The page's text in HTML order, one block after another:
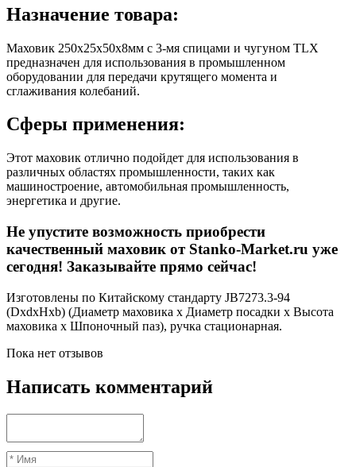
Назначение товара:
Маховик 250х25х50х8мм с 3-мя спицами и чугуном TLX
предназначен для использования в промышленном
оборудовании для передачи крутящего момента и
сглаживания колебаний.
Сферы применения:
Этот маховик отлично подойдет для использования в
различных областях промышленности, таких как
машиностроение, автомобильная промышленность,
энергетика и другие.
Не упустите возможность приобрести
качественный маховик от Stanko-Market.ru уже
сегодня! Заказывайте прямо сейчас!
Изготовлены по Китайскому стандарту JB7273.3-94
(DxdxHxb) (Диаметр маховика х Диаметр посадки х Высота
маховика х Шпоночный паз), ручка стационарная.
Пока нет отзывов
Написать комментарий